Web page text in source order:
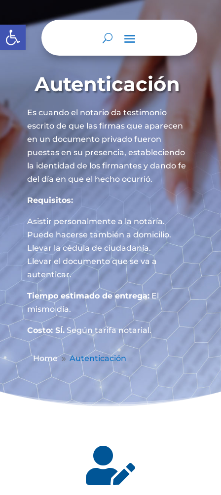
Abrir barra de herramientas
Autenticación
Es cuando el notario da testimonio
escrito de que las firmas que aparecen
en un documento privado fueron
puestas en su presencia, estableciendo
la identidad de los firmantes y dando fe
del día en que el hecho ocurrió.
Requisitos:
Asistir personalmente a la notaría.
Puede hacerse también a domicilio.
Llevar la cédula de ciudadanía.
Llevar el documento que se va a
autenticar.
Tiempo estimado de entrega:El
mismo día.
Costo: SÍ.Según tarifa notarial.
Home 9 Autenticación
